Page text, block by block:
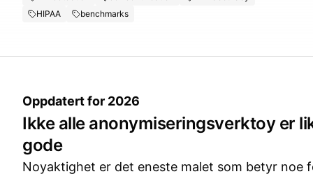
HIPAA
benchmarks
Oppdatert for 2026
Ikke alle anonymiseringsverktoy er
gode
Noyaktighet er det eneste malet som betyr noe